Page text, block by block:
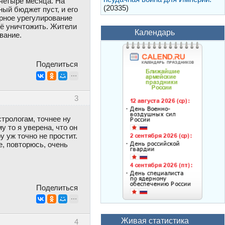
бюджет пуст, и его
урегулирование
уничтожить. Жители
Поделиться
3
точнее ну
то я уверена, что он
уж точно не простит.
повторюсь, очень
Поделиться
4
(20335)
Календарь
Живая статистика